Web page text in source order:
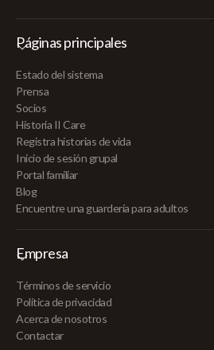
Páginas principales
Estado del sistema
Prensa
Socios
Historia II Care
Registra historias de vida
Inicio de sesión grupal
Portal familiar
Blog
Encuentre una guardería para adultos
Empresa
Términos de servicio
Política de privacidad
Acerca de nosotros
Contactar